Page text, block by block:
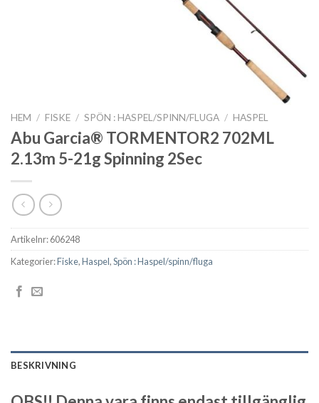
HEM / FISKE / SPÖN : HASPEL/SPINN/FLUGA / HASPEL
Abu Garcia® TORMENTOR2 702ML
2.13m 5-21g Spinning 2Sec
Artikelnr:606248
Kategorier:Fiske,Haspel,Spön : Haspel/spinn/fluga
BESKRIVNING